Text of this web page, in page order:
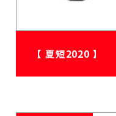
【 夏短2020 】